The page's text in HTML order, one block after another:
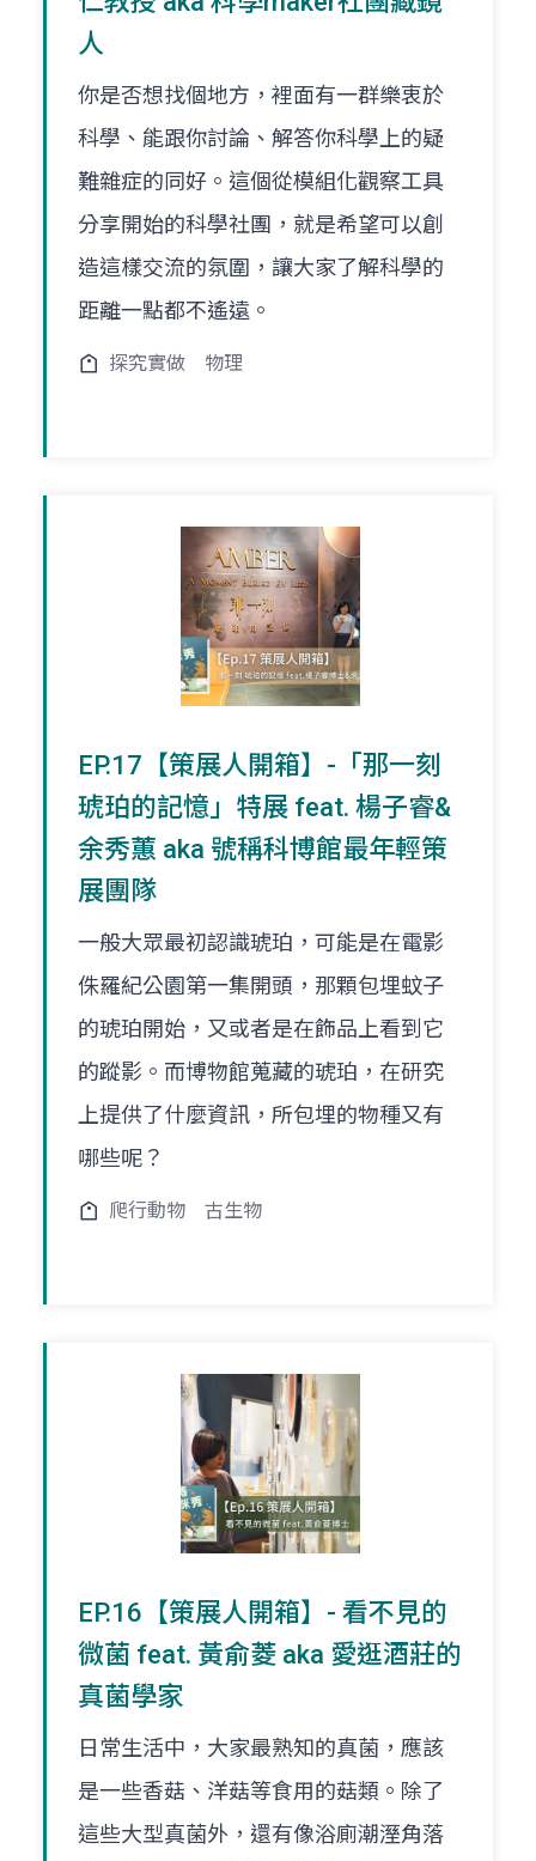
人
你是否想找個地方，裡面有一群樂衷於
科學、能跟你討論、解答你科學上的疑
難雜症的同好。這個從模組化觀察工具
分享開始的科學社團，就是希望可以創
造這樣交流的氛圍，讓大家了解科學的
距離一點都不遙遠。
探究實做 物理
EP.17【策展人開箱】-「那一刻
琥珀的記憶」特展 feat. 楊子睿&
余秀蕙 aka 號稱科博館最年輕策
展團隊
一般大眾最初認識琥珀，可能是在電影
侏羅紀公園第一集開頭，那顆包埋蚊子
的琥珀開始，又或者是在飾品上看到它
的蹤影。而博物館蒐藏的琥珀，在研究
上提供了什麼資訊，所包埋的物種又有
哪些呢？
爬行動物 古生物
EP.16【策展人開箱】- 看不見的
微菌 feat. 黃俞菱 aka 愛逛酒莊的
真菌學家
日常生活中，大家最熟知的真菌，應該
是一些香菇、洋菇等食用的菇類。除了
這些大型真菌外，還有像浴廁潮溼角落